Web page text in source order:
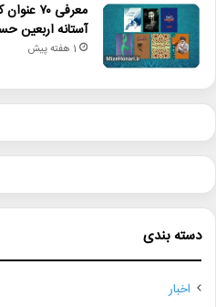
معرفی
آستانه اربعین
1 هفته پیش
دسته بندی
اخبار